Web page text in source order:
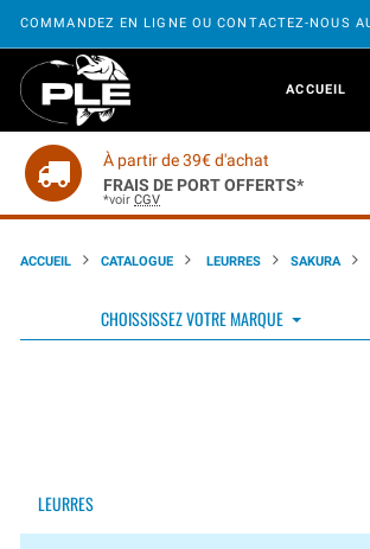
COMMANDEZ EN LIGNE OU CONTACTEZ-NOUS
ACCUEIL
À partir de 39€ d'achat
FRAIS DE PORT OFFERTS*
*voir CGV
ACCUEIL CATALOGUE LEURRES SAKURA
CHOISSISSEZ VOTRE MARQUE
LEURRES